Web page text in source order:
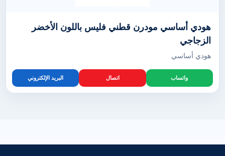
هودي أساسي مودرن قطني فليس باللون الأخضر
الزجاجي
هودي أساسي
واتساب اتصال البريد الإلكتروني